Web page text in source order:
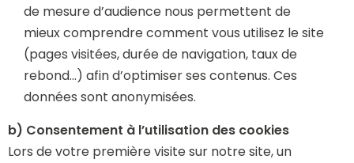
de mesure d’audience nous permettent de
mieux comprendre comment vous utilisez le site
(pages visitées, durée de navigation, taux de
rebond…) afin d’optimiser ses contenus. Ces
données sont anonymisées.
b) Consentement à l’utilisation des cookies
Lors de votre première visite sur notre site, un